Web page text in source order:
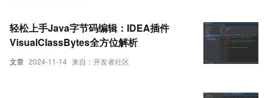
文章 2024-11-14 来自：开发者社区
轻松上手Java字节码编辑：IDEA插件
VisualClassBytes全方位解析